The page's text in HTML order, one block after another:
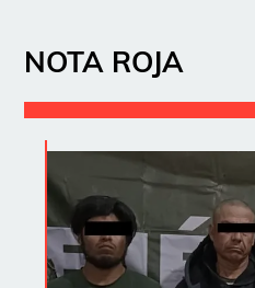
NOTA ROJA